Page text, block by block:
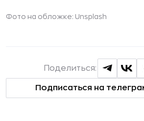
Фото на обложке: Unsplash
Подписаться на
Поделиться: